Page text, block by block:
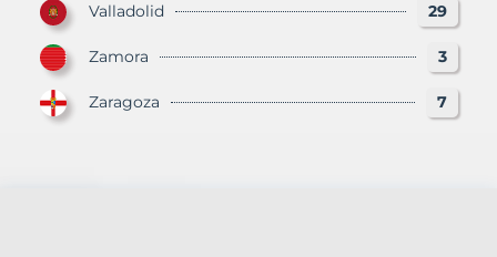
Valladolid 29
Zamora 3
Zaragoza 7